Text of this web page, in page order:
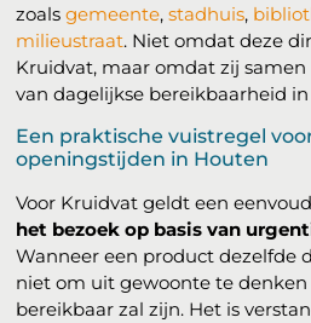
zoalsgemeente,stadhuis,
milieustraat. Niet omdat deze
Kruidvat, maar omdat zij
van dagelijkse bereikbaarheid
Een praktische vuistregel
openingstijden in Houten
Voor Kruidvat geldt een
het bezoek op basis van
Wanneer een product dezelfde
niet om uit gewoonte te
bereikbaar zal zijn. Het is